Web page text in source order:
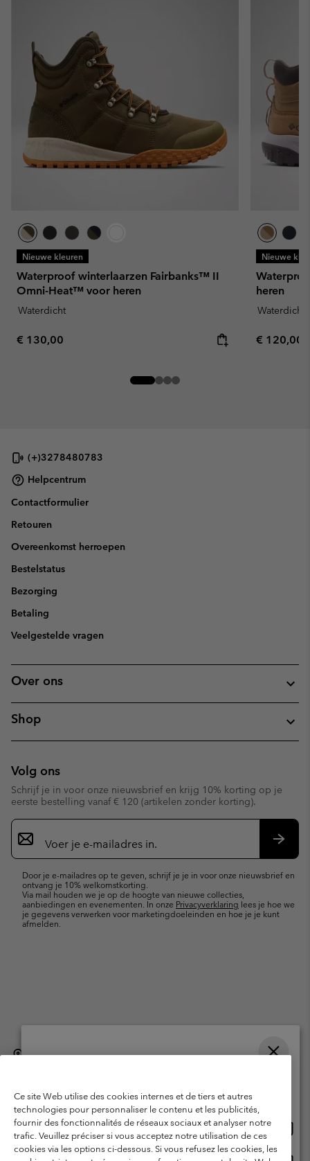
Nieuwe kleuren
Waterproof winterlaarzen Fairbanks™ II
Omni-Heat™ voor heren
Waterdicht
Regular price:
€ 130,00
Nieuwe
heren
Waterdicht
Regular
€ 120,00
(+)3278480783
Helpcentrum
Contactformulier
Retouren
Overeenkomst herroepen
Bestelstatus
Bezorging
Betaling
Veelgestelde vragen
Over ons
Shop
Volg ons
Schrijf je in voor onze nieuwsbrief en krijg 10% korting op je
eerste bestelling vanaf € 120 (artikelen zonder korting).
Aanmelden
voor
e-
Door je e-mailadres op te geven, schrijf je je in voor onze nieuwsbrief en
ontvang je 10% welkomstkorting.
Via mail houden we je op de hoogte van nieuwe collecties,
aanbiedingen en evenementen. In onze Privacyverklaring lees je hoe we
je gegevens verwerken voor marketingdoeleinden en hoe je je kunt
afmelden.
België (Nederlands) | English ›| français ›
Gebruiksvoorwaarden
Verkoopvoorwaarden
Garantie
Privacybeleid
Gebruiksvoorwaarden voor lidmaatschap
Voorwaarden voor door gebruikers gegenereerde inhoud
Impressum
Ce site Web utilise des cookies internes et de tiers et autres
technologies pour personnaliser le contenu et les publicités,
fournir des fonctionnalités de réseaux sociaux et analyser notre
trafic. Veuillez préciser si vous acceptez notre utilisation de ces
cookies via les options ci-dessous. Si vous refusez les cookies, les
Online shoppen beschikbaar
United States